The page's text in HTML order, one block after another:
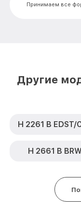
EDST/CLST Miele
Принимаем все
Другие
H 2261 B EDST/
H 2661 B